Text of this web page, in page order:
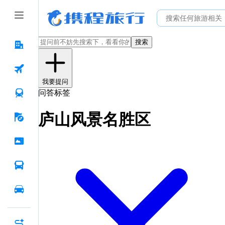
搜索
我要提问
问答标签
庐山风景名胜区